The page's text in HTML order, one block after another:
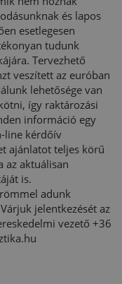
és lapos
esetlegesen
tudunk
Tervezhető
veszített az euróban
lehetősége van
így raktározási
információ egy
line kérdőív
ajánlatot teljes körű
az aktuálisan
is.
adunk
jelentkezését az
vezető +36